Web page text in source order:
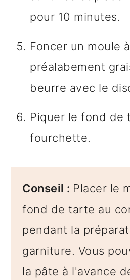
pour 10 minutes.
Foncer un moule
préalabement
beurre avec le
Piquer le fond de
fourchette.
Conseil : Placer le
fond de tarte au
pendant la
garniture. Vous
la pâte à l'avance